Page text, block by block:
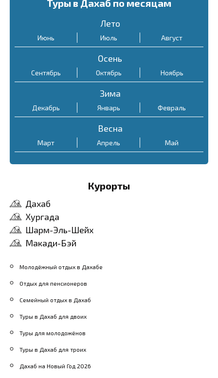
Туры в Дахаб по месяцам
Лето
Июнь Июль Август
Осень
Сентябрь Октябрь Ноябрь
Зима
Декабрь Январь Февраль
Весна
Март Апрель Май
Курорты
Дахаб
Хургада
Шарм-Эль-Шейх
Макади-Бэй
Молодёжный отдых в Дахабе
Отдых для пенсионеров
Семейный отдых в Дахаб
Туры в Дахаб для двоих
Туры для молодожёнов
Туры в Дахаб для троих
Дахаб на Новый Год 2026
долларов
долларов